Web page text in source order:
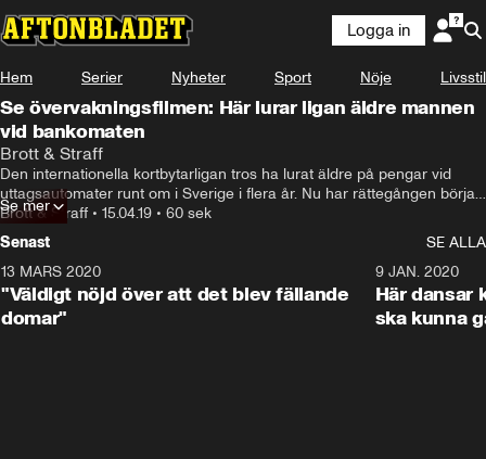
Logga in
Hem Serier Nyheter Sport Nöje Livsstil
Se övervakningsfilmen: Här lurar ligan äldre mannen
vid bankomaten
Brott & Straff
Den internationella kortbytarligan tros ha lurat äldre på pengar vid
uttagsautomater runt om i Sverige i flera år. Nu har rättegången börjat
mot en misstänkt medlem i ligan. En övervakningsvideo fångar ett av
tillfällena, där ligan lurar en äldre man med kryckor vid en bankomat.
Brott & Straff • 15.04.19 • 60 sek
Se mer
Senast
SE ALLA
13 MARS 2020
"Väldigt nöjd över att det blev fällande
domar"
9 JAN. 2020
Här dansar
ska kunna